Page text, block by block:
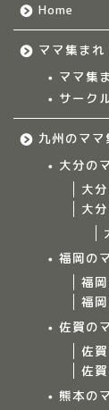
Home
ママ集まれ
ママ集
サーク
九州のママ
大分の
大
大
福岡の
福
福
佐賀の
佐
佐
熊本の